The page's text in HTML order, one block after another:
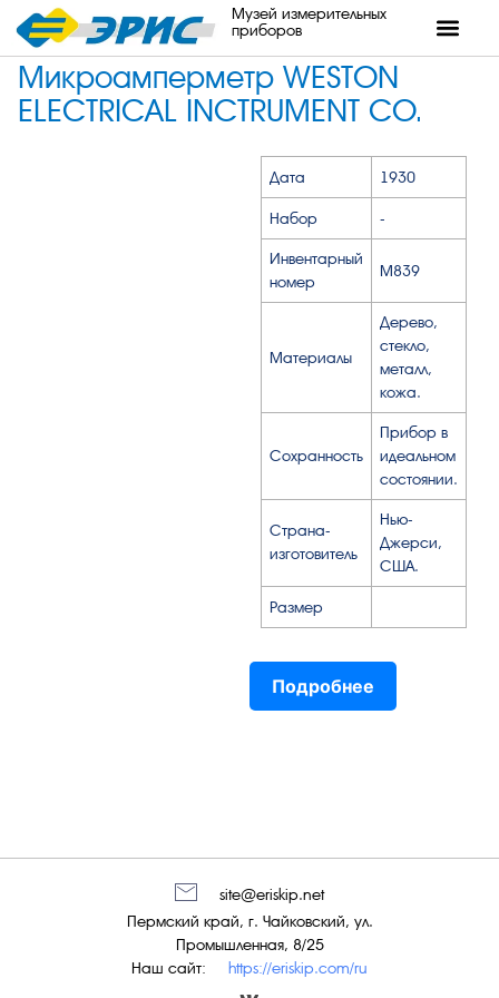
Музей измерительных
приборов
Микроамперметр WESTON
ELECTRICAL INCTRUMENT CO.
Дата 1930
Набор -
Инвентарный
номер
М839
Материалы
Дерево,
стекло,
металл,
кожа.
Сохранность
Прибор в
идеальном
состоянии.
Страна-
изготовитель
Нью-
Джерси,
США.
Размер
Подробнее
Наш сайт: https://eriskip.com/ru
Пермский край, г. Чайковский, ул.
Промышленная, 8/25
site@eriskip.net